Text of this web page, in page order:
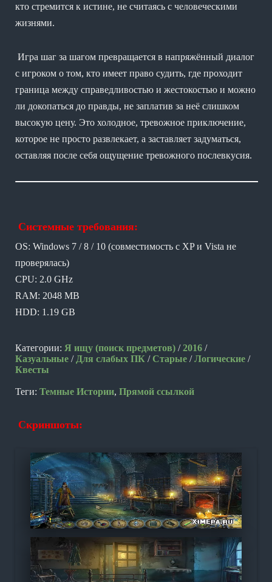
кто стремится к истине, не считаясь с человеческими
жизнями.
Игра шаг за шагом превращается в напряжённый диалог
с игроком о том, кто имеет право судить, где проходит
граница между справедливостью и жестокостью и можно
ли докопаться до правды, не заплатив за неё слишком
высокую цену. Это холодное, тревожное приключение,
которое не просто развлекает, а заставляет задуматься,
оставляя после себя ощущение тревожного послевкусия.
Системные требования:
OS: Windows 7 / 8 / 10 (совместимость с XP и Vista не
проверялась)
CPU: 2.0 GHz
RAM: 2048 MB
HDD: 1.19 GB
Категории: Я ищу (поиск предметов) /2016 /
Казуальные / Для слабых ПК /Старые /Логические /
Квесты
Теги: Темные Истории, Прямой ссылкой
Скриншоты: